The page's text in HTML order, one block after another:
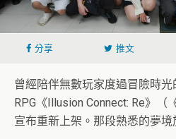
分享 推文
曾經陪伴無數玩家度過冒險時
RPG《Illusion Connect: Re》（
宣布重新上架。那段熟悉的夢境